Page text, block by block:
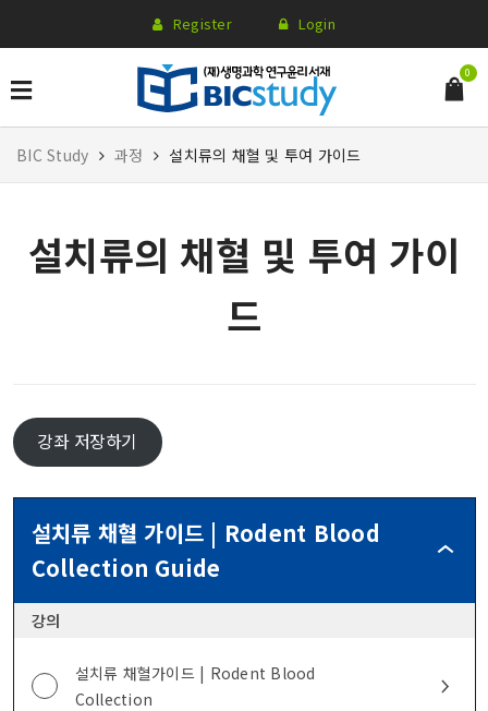
Register Login
0
BIC Study 과정 설치류의 채혈 및 투여 가이드
설치류의 채혈 및 투여 가이
드
강좌 저장하기
설치류 채혈 가이드 | Rodent Blood
Collection Guide
설
류
강의
설치류 채혈가이드 | Rodent Blood
Collection